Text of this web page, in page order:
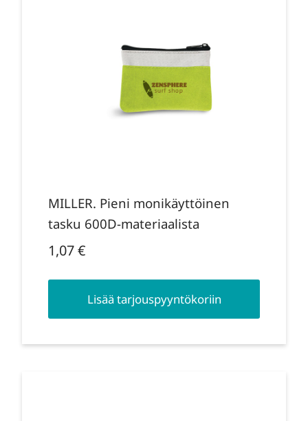
MILLER. Pieni monikäyttöinen
tasku 600D-materiaalista
1,07€
Lisää tarjouspyyntökoriin